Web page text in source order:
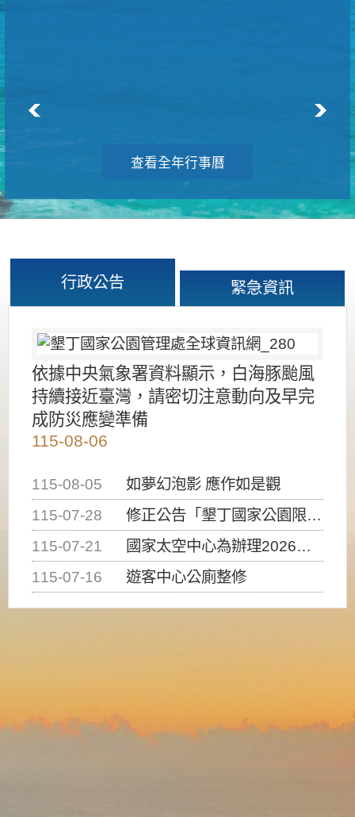
查看全年行事曆
行政公告 緊急資訊
依據中央氣象署資料顯示，白海豚颱風
持續接近臺灣，請密切注意動向及早完
成防災應變準備
115-08-06
115-08-05
如夢幻泡影 應作如是觀
115-07-28
修正公告「墾丁國家公園限制水域遊憩活動之種類、範圍、時間及行為」，自即日生效。
115-07-21
國家太空中心為辦理2026台灣盃火箭競賽，陸、海、空域警戒及協調相關事宜，因颱風備案事宜
115-07-16
遊客中心公廁整修